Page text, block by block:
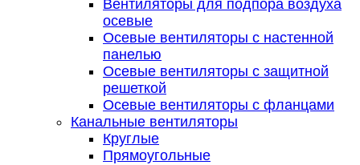
Вентиляторы для подпора воздуха
осевые
Осевые вентиляторы с настенной
панелью
Осевые вентиляторы с защитной
решеткой
Осевые вентиляторы с фланцами
Канальные вентиляторы
Круглые
Прямоугольные